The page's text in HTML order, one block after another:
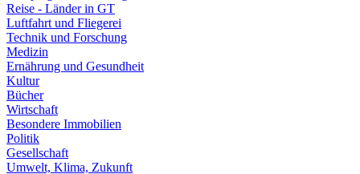
Reise - Länder in GT
Luftfahrt und Fliegerei
Technik und Forschung
Medizin
Ernährung und Gesundheit
Kultur
Bücher
Wirtschaft
Besondere Immobilien
Politik
Gesellschaft
Umwelt, Klima, Zukunft